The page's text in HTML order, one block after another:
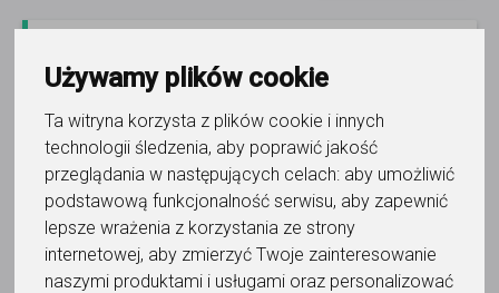
Używamy plików cookie
Ta witryna korzysta z plików cookie i innych
technologii śledzenia, aby poprawić jakość
przeglądania w następujących celach: aby umożliwić
podstawową funkcjonalność serwisu, aby zapewnić
lepsze wrażenia z korzystania ze strony
internetowej, aby zmierzyć Twoje zainteresowanie
naszymi produktami i usługami oraz personalizować
język angielski
KATRIN
ANGIELSKI Z FILMÓW I SERIALI - NOWY KURS ONLINE! !
Jesteś wiecznym początkującym i chcesz spróbować
NOWATORSKIEJ metody nauki angielskiego z FILMÓW I